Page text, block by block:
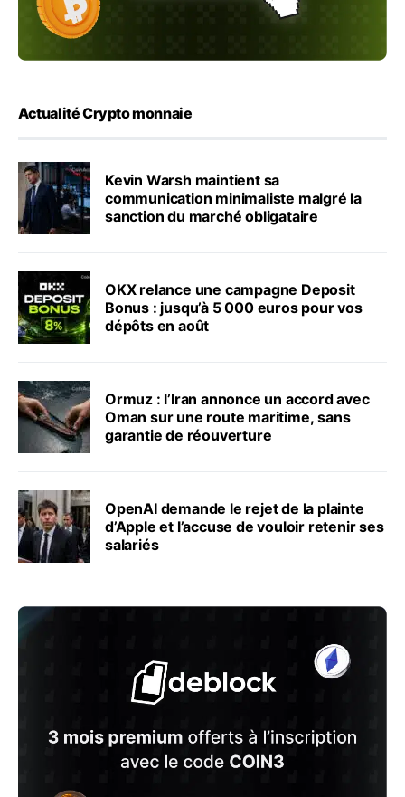
Actualité Crypto monnaie
Kevin Warsh maintient sa
communication minimaliste malgré la
sanction du marché obligataire
OKX relance une campagne Deposit
Bonus : jusqu’à 5 000 euros pour vos
dépôts en août
Ormuz : l’Iran annonce un accord avec
Oman sur une route maritime, sans
garantie de réouverture
OpenAI demande le rejet de la plainte
d’Apple et l’accuse de vouloir retenir ses
salariés